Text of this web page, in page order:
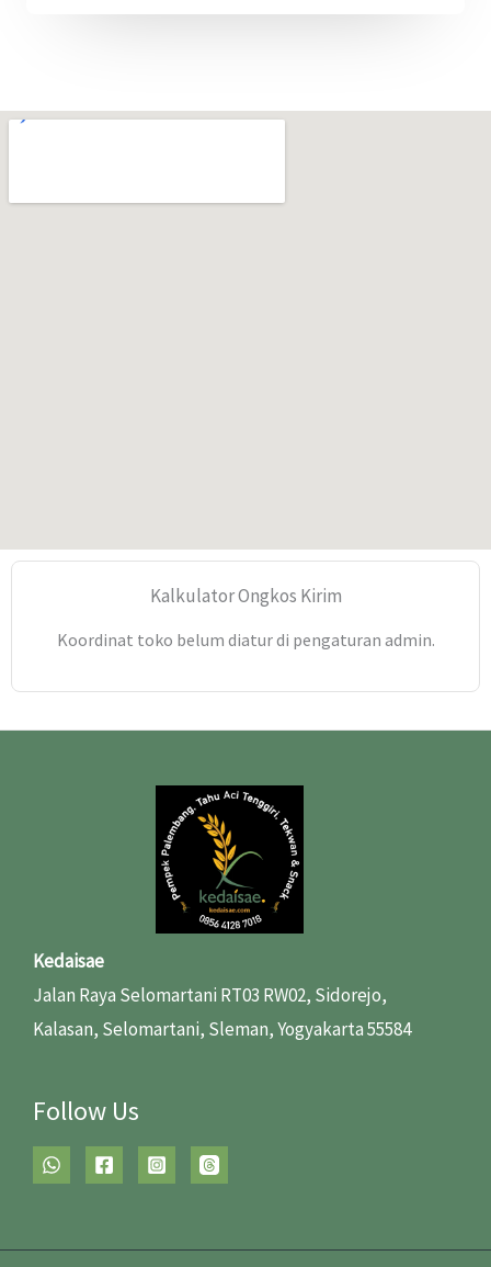
Kalkulator Ongkos Kirim
Koordinat toko belum diatur di pengaturan admin.
Kedaisae
Jalan Raya Selomartani RT03 RW02, Sidorejo,
Kalasan, Selomartani, Sleman, Yogyakarta 55584
Follow Us